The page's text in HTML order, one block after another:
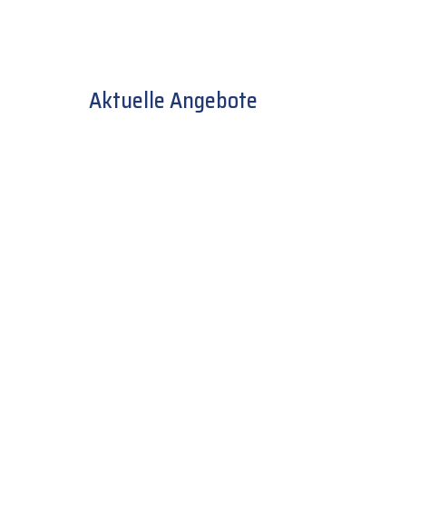
Aktuelle Angebote